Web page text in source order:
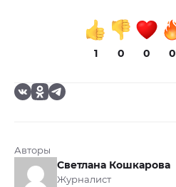
1 0 0 0
Авторы
Светлана Кошкарова
Журналист